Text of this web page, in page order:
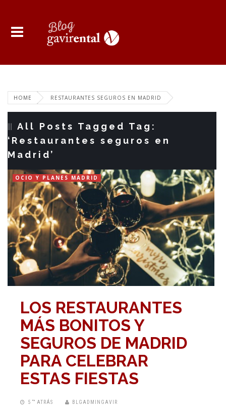
HOME RESTAURANTES SEGUROS EN MADRID
All Posts Tagged Tag:
‘Restaurantes seguros en
Madrid’
OCIO Y PLANES MADRID
LOS RESTAURANTES
MÁS BONITOS Y
SEGUROS DE MADRID
PARA CELEBRAR
ESTAS FIESTAS
5 “” ATRÁS BLGADMINGAVIR